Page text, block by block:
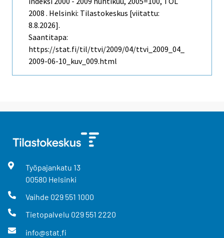
2008 . Helsinki: Tilastokeskus [viitattu:
8.8.2026].
Saantitapa:
https://stat.fi/til/ttvi/2009/04/ttvi_2009_04_
2009-06-10_kuv_009.html
Työpajankatu 13
00580 Helsinki
Vaihde 029 551 1000
Tietopalvelu 029 551 2220
info@stat.fi